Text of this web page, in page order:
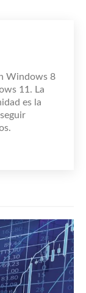
Windows 8
11. La
es la